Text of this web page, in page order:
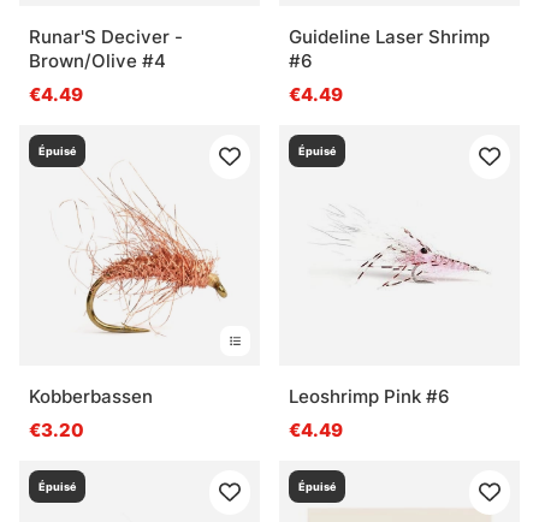
Runar'S Deciver -
Brown/Olive #4
€4.49
Guideline Laser Shrimp
#6
€4.49
Épuisé
Kobberbassen
€3.20
Épuisé
Leoshrimp Pink #6
€4.49
Épuisé Épuisé